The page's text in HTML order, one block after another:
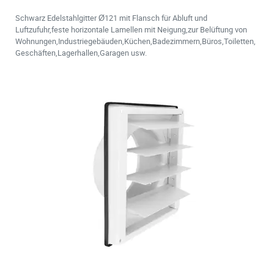
Schwarz Edelstahlgitter Ø121 mit Flansch für Abluft und
Luftzufuhr,feste horizontale Lamellen mit Neigung,zur Belüftung von
Wohnungen,Industriegebäuden,Küchen,Badezimmern,Büros,Toiletten,
Geschäften,Lagerhallen,Garagen usw.